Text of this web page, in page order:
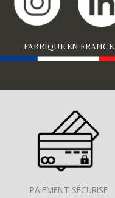
FABRIQUE EN FRANCE
PAIEMENT SÉCURISE